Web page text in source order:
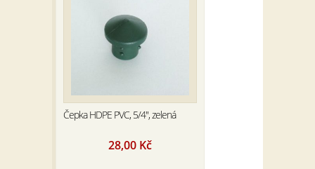
Čepka HDPE PVC, 5/4″, zelená
28,00 Kč